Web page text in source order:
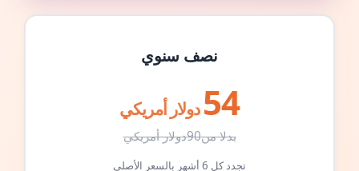
نصف سنوي
54 دولار أمريكي
بدلا من90دولار أمريكي
تجدد كل 6 أشهر بالسعر الأصلي